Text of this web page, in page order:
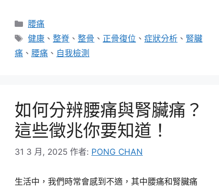
分
類
腰痛
標
籤
健康 、整脊 、整骨 、 正骨復位 、症狀分析 、 腎臟
痛 、 腰痛 、 自我檢測
如何分辨腰痛與腎臟痛？
這些徵兆你要知道！
31 3 月, 2025 作者: PONG CHAN
生活中，我們時常會感到不適，其中腰痛和腎臟痛